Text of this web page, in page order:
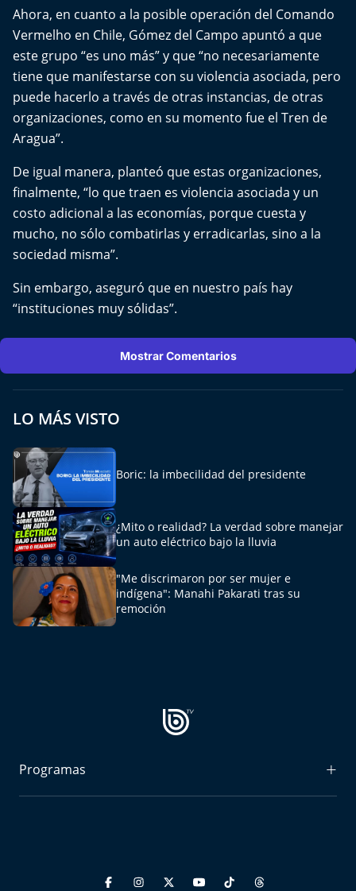
Yo invito
Ahora, en cuanto a la posible operación del Comando
Vermelho en Chile, Gómez del Campo apuntó a que
este grupo “es uno más” y que “no necesariamente
tiene que manifestarse con su violencia asociada, pero
puede hacerlo a través de otras instancias, de otras
organizaciones, como en su momento fue el Tren de
Aragua”.
De igual manera, planteó que estas organizaciones,
finalmente, “lo que traen es violencia asociada y un
costo adicional a las economías, porque cuesta y
mucho, no sólo combatirlas y erradicarlas, sino a la
sociedad misma”.
Sin embargo, aseguró que en nuestro país hay
“instituciones muy sólidas”.
Mostrar Comentarios
LO MÁS VISTO
Boric: la imbecilidad del presidente
¿Mito o realidad? La verdad sobre manejar
un auto eléctrico bajo la lluvia
"Me discrimaron por ser mujer e
indígena": Manahi Pakarati tras su
remoción
Programas
Podría Ser Peor